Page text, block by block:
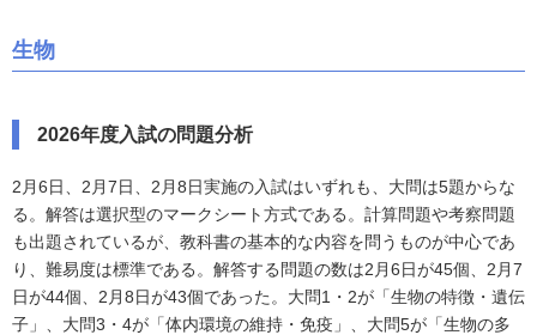
生物
2026年度入試の問題分析
2月6日、2月7日、2月8日実施の入試はいずれも、大問は5題からな
る。解答は選択型のマークシート方式である。計算問題や考察問題
も出題されているが、教科書の基本的な内容を問うものが中心であ
り、難易度は標準である。解答する問題の数は2月6日が45個、2月7
日が44個、2月8日が43個であった。大問1・2が「生物の特徴・遺伝
子」、大問3・4が「体内環境の維持・免疫」、大問5が「生物の多